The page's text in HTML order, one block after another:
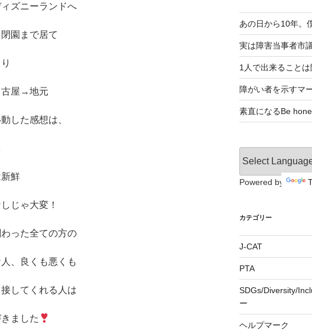
ズニーランドへ
園まで居て
古屋→地元
した感想は、
鮮
じゃ大変！
った全ての方の
、良くも悪くも
してくれる人は
ました
あの日から10年。
実は障害当事者市
1人で出来ること
障がい者を示すマ
素直になるBe
Powered by
カテゴリー
J-CAT
PTA
SDGs/Diversity/
ー
ヘルプマーク